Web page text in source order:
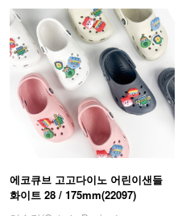
에코큐브 고고다이노 어린이샌들
화이트 28 / 175mm(22097)